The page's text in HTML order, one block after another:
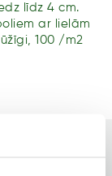
līdz 4 cm.
ar lielām
100 /m2